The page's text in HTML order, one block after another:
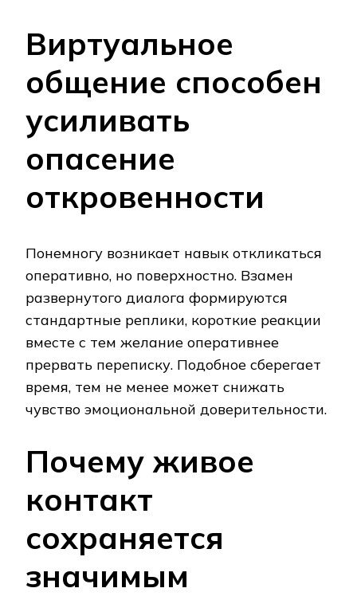
Виртуальное
общение способен
усиливать
опасение
откровенности
Понемногу возникает навык откликаться
оперативно, но поверхностно. Взамен
развернутого диалога формируются
стандартные реплики, короткие реакции
вместе с тем желание оперативнее
прервать переписку. Подобное сберегает
время, тем не менее может снижать
чувство эмоциональной доверительности.
Почему живое
контакт
сохраняется
значимым